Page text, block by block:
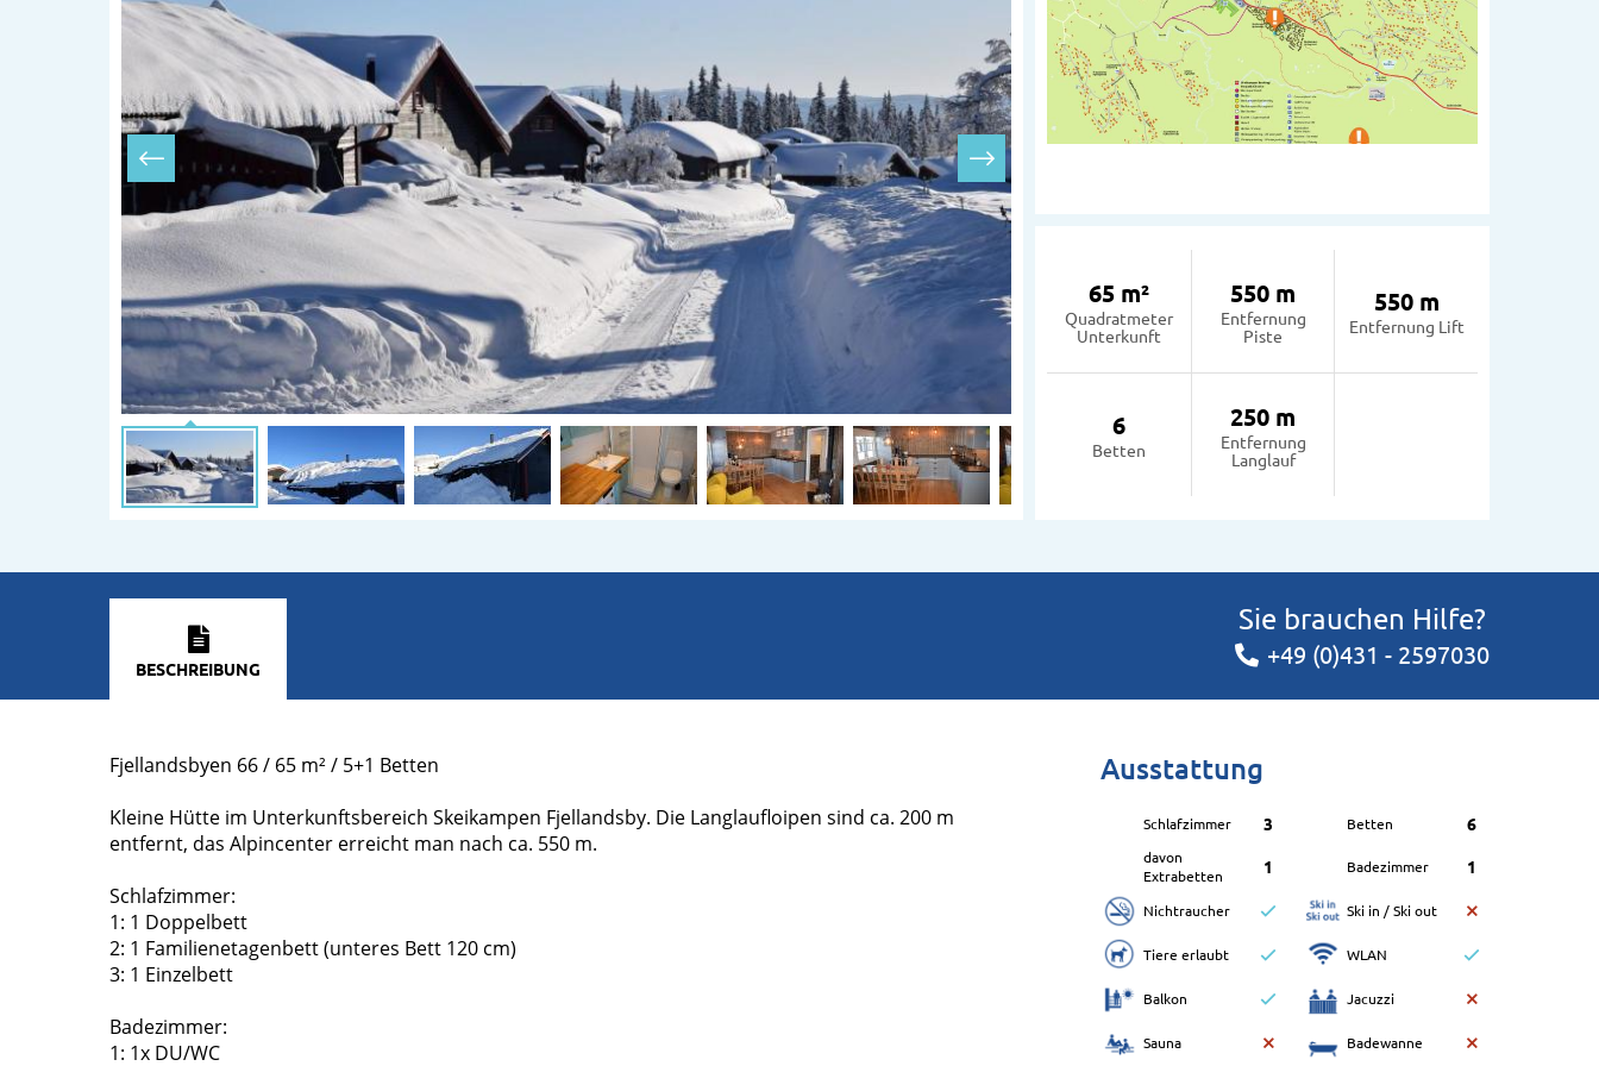
65 m²
Quadratmeter
Unterkunft
550 m
Entfernung
Piste
550 m
Entfernung Lift
6
Betten
250 m
Entfernung
Langlauf
BESCHREIBUNG
Sie brauchen Hilfe?
+49 (0)431 - 2597030
Fjellandsbyen 66 / 65 m² / 5+1 Betten
Kleine Hütte im Unterkunftsbereich Skeikampen Fjellandsby. Die Langlaufloipen sind ca. 200 m
entfernt, das Alpincenter erreicht man nach ca. 550 m.
Schlafzimmer:
1: 1 Doppelbett
2: 1 Familienetagenbett (unteres Bett 120 cm)
3: 1 Einzelbett
Badezimmer:
1: 1x DU/WC
Ausstattung
Schlafzimmer 3 Betten 6
davon
Extrabetten
1 Badezimmer 1
Nichtraucher Ski in / Ski out
Tiere erlaubt WLAN
Balkon Jacuzzi
Sauna Badewanne